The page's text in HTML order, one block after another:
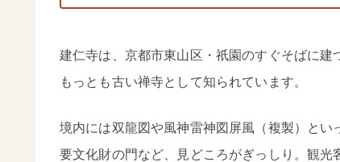
建仁寺は、京都市東山区・祇園のすぐそばに建
もっとも古い禅寺として知られています。
境内には双龍図や風神雷神図屏風（複製）と
要文化財の門など、見どころがぎっしり。観